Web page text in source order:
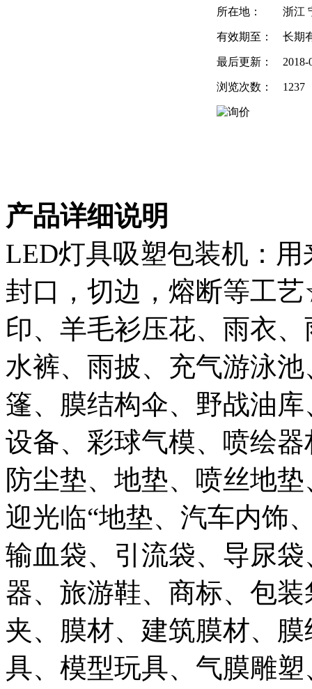
所在地： 浙江
有效期至： 长期
最后更新： 2018-
浏览次数： 1237
产品详细说明
LED灯具吸塑包装机：
封口，切边，熔断等工
印、羊毛衫压花、雨衣
水裤、雨披、充气游泳
篷、膜结构伞、野战油
设备、彩球气模、喷绘
防尘垫、地垫、喷丝地
迎光临“地垫、汽车内饰
输血袋、引流袋、导尿
器、旅游鞋、商标、包
夹、膜材、建筑膜材、
具、模型玩具、气膜雕